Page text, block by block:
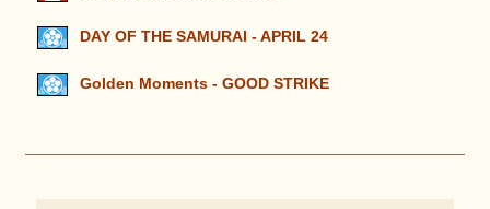
DAY OF THE SAMURAI - APRIL 24
Golden Moments - GOOD STRIKE